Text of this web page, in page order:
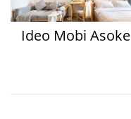
Ideo Mobi Asoke